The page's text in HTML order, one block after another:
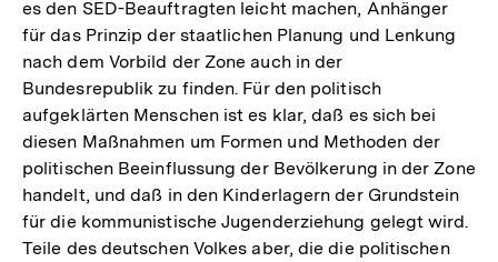
es den SED-Beauftragten leicht machen, Anhänger
für das Prinzip der staatlichen Planung und Lenkung
nach dem Vorbild der Zone auch in der
Bundesrepublik zu finden. Für den politisch
aufgeklärten Menschen ist es klar, daß es sich bei
diesen Maßnahmen um Formen und Methoden der
politischen Beeinflussung der Bevölkerung in der Zone
handelt, und daß in den Kinderlagern der Grundstein
für die kommunistische Jugenderziehung gelegt wird.
Teile des deutschen Volkes aber, die die politischen